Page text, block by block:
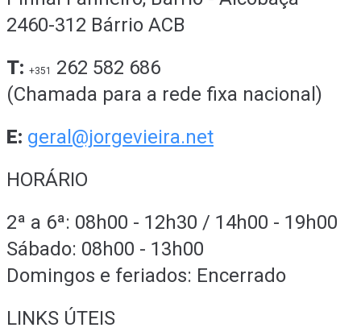
2460-312 Bárrio ACB
T: +351
262 582 686
(Chamada para a rede fixa nacional)
E: geral@jorgevieira.net
HORÁRIO
2ª a 6ª: 08h00 - 12h30 / 14h00 - 19h00
Sábado: 08h00 - 13h00
Domingos e feriados: Encerrado
LINKS ÚTEIS